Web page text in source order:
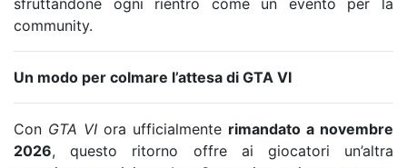
community.
Un modo per colmare l’attesa di GTA VI
Con GTA VI ora ufficialmente rimandato a novembre
2026, questo ritorno offre ai giocatori un’altra